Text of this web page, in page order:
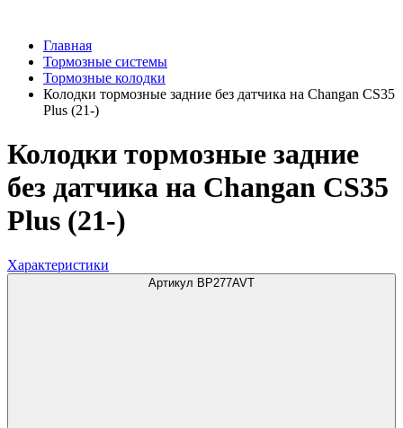
Главная
Тормозные системы
Тормозные колодки
Колодки тормозные задние без датчика на Changan CS35
Plus (21-)
Колодки тормозные задние
без датчика на Changan CS35
Plus (21-)
Характеристики
Артикул BP277AVT